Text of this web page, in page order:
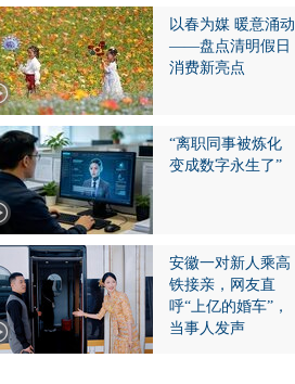
以春为媒 暖意涌动
——盘点清明假日
消费新亮点
“离职同事被炼化
变成数字永生了”
安徽一对新人乘高
铁接亲，网友直
呼“上亿的婚车”，
当事人发声